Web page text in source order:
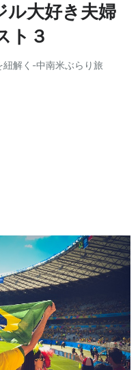
ル大好き夫婦
ト３
解く-中南米ぶらり旅